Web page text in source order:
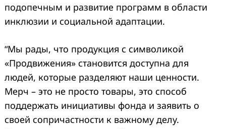
подопечным и развитие программ в области
инклюзии и социальной адаптации.
“Мы рады, что продукция с символикой
«Продвижения» становится доступна для
людей, которые разделяют наши ценности.
Мерч – это не просто товары, это способ
поддержать инициативы фонда и заявить о
своей сопричастности к важному делу.